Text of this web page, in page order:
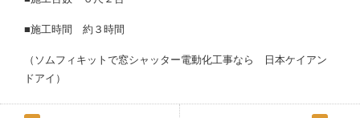
■施工時間 約３時間
（ソムフィキットで窓シャッター電動化工事なら 日本ケイアン
ドアイ）